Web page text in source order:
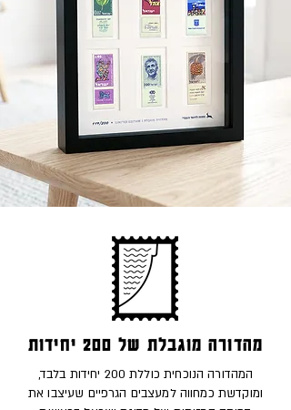
מהדורה מוגבלת של 200 יחידות
המהדורה הנוכחית כוללת 200 יחידות בלבד,
ומוקדשת כמחווה למעצבים הגרפיים שעיצבו את